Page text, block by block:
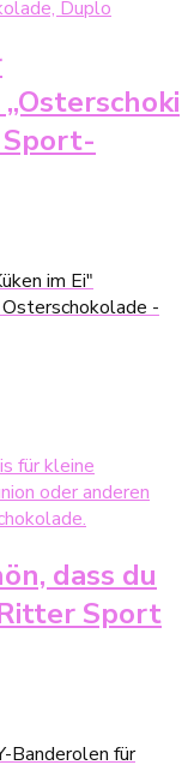
Sport-
im Ei"
-
dass du
Sport
Banderolen für